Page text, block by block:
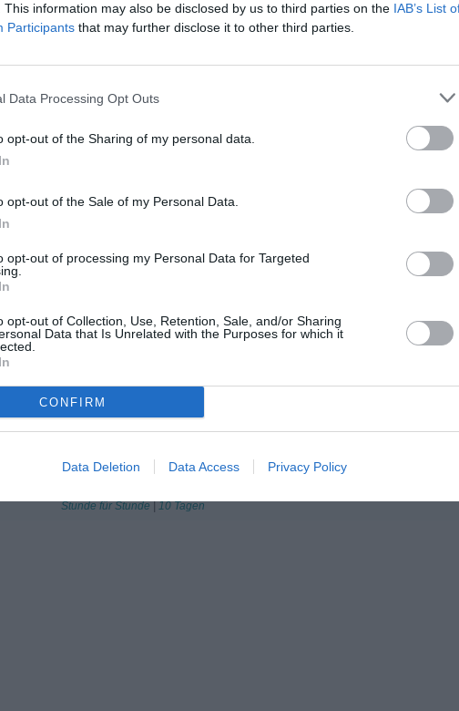
This information may also be disclosed by us to third parties on the IAB’s List
Participants that may further disclose it to other third parties.
Data Processing Opt Outs
opt-out of the Sharing of my personal data.
opt-out of the Sale of my Personal Data.
opt-out of processing my Personal Data for Targeted
opt-out of Collection, Use, Retention, Sale, and/or Sharing
Data that Is Unrelated with the Purposes for which it
CONFIRM
Data Deletion Data Access Privacy Policy
Dubrovačko primorje
Janjina
Stunde für Stunde |10 Tagen
Metković
Opuzen
Stunde für Stunde| 10 Tagen
Ston
10 Tagen
Stunde für Stunde
| 10 Tagen
Stunde für Stunde
10 Tagen